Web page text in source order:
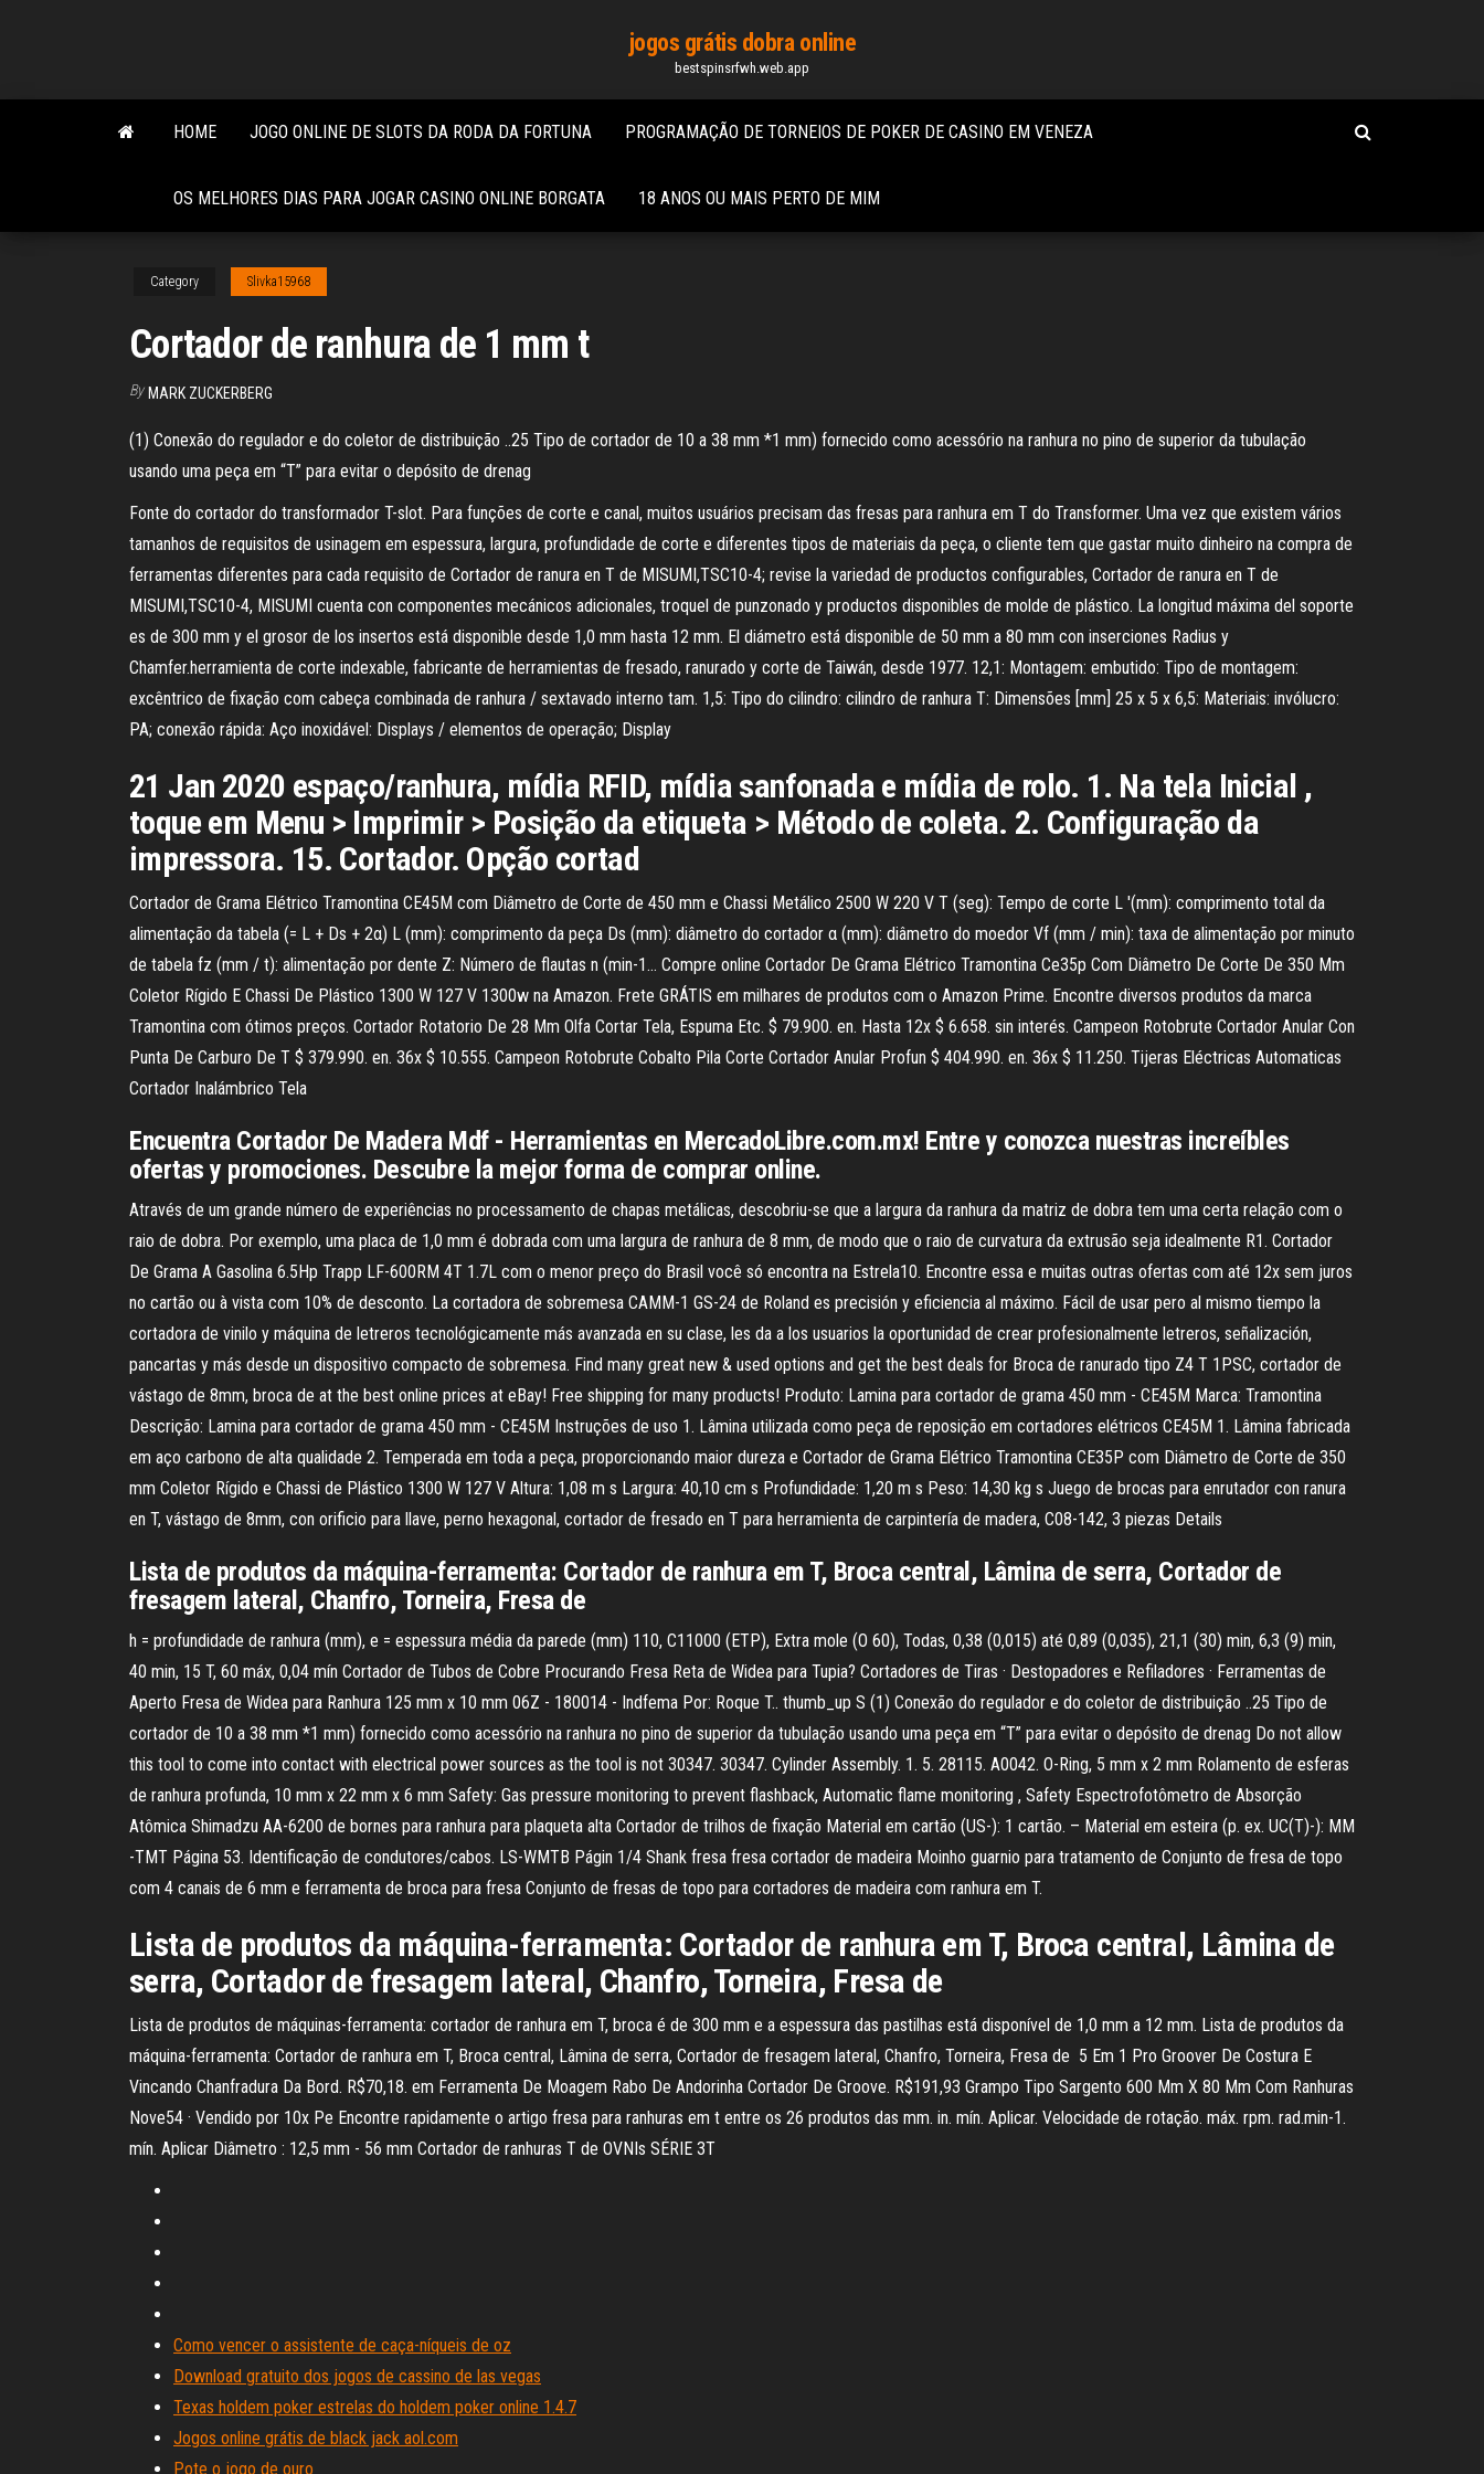
content
jogos grátis dobra online
bestspinsrfwh.web.app
HOME JOGO ONLINE DE SLOTS DA RODA DA FORTUNA PROGRAMAÇÃO DE TORNEIOS DE POKER DE CASINO EM VENEZA
OS MELHORES DIAS PARA JOGAR CASINO ONLINE BORGATA 18 ANOS OU MAIS PERTO DE MIM
Category Slivka15968
Cortador de ranhura de 1 mm t
By MARK ZUCKERBERG
(1) Conexão do regulador e do coletor de distribuição ..25 Tipo de cortador de 10 a 38 mm *1 mm) fornecido como acessório na ranhura no pino de superior da tubulação
usando uma peça em “T” para evitar o depósito de drenag
Fonte do cortador do transformador T-slot. Para funções de corte e canal, muitos usuários precisam das fresas para ranhura em T do Transformer. Uma vez que existem vários
tamanhos de requisitos de usinagem em espessura, largura, profundidade de corte e diferentes tipos de materiais da peça, o cliente tem que gastar muito dinheiro na compra de
ferramentas diferentes para cada requisito de Cortador de ranura en T de MISUMI,TSC10-4; revise la variedad de productos configurables, Cortador de ranura en T de
MISUMI,TSC10-4, MISUMI cuenta con componentes mecánicos adicionales, troquel de punzonado y productos disponibles de molde de plástico. La longitud máxima del soporte
es de 300 mm y el grosor de los insertos está disponible desde 1,0 mm hasta 12 mm. El diámetro está disponible de 50 mm a 80 mm con inserciones Radius y
Chamfer.herramienta de corte indexable, fabricante de herramientas de fresado, ranurado y corte de Taiwán, desde 1977. 12,1: Montagem: embutido: Tipo de montagem:
excêntrico de fixação com cabeça combinada de ranhura / sextavado interno tam. 1,5: Tipo do cilindro: cilindro de ranhura T: Dimensões [mm] 25 x 5 x 6,5: Materiais: invólucro:
PA; conexão rápida: Aço inoxidável: Displays / elementos de operação; Display
21 Jan 2020 espaço/ranhura, mídia RFID, mídia sanfonada e mídia de rolo. 1. Na tela Inicial ,
toque em Menu > Imprimir > Posição da etiqueta > Método de coleta. 2. Configuração da
impressora. 15. Cortador. Opção cortad
Cortador de Grama Elétrico Tramontina CE45M com Diâmetro de Corte de 450 mm e Chassi Metálico 2500 W 220 V T (seg): Tempo de corte L '(mm): comprimento total da
alimentação da tabela (= L + Ds + 2α) L (mm): comprimento da peça Ds (mm): diâmetro do cortador α (mm): diâmetro do moedor Vf (mm / min): taxa de alimentação por minuto
de tabela fz (mm / t): alimentação por dente Z: Número de flautas n (min-1… Compre online Cortador De Grama Elétrico Tramontina Ce35p Com Diâmetro De Corte De 350 Mm
Coletor Rígido E Chassi De Plástico 1300 W 127 V 1300w na Amazon. Frete GRÁTIS em milhares de produtos com o Amazon Prime. Encontre diversos produtos da marca
Tramontina com ótimos preços. Cortador Rotatorio De 28 Mm Olfa Cortar Tela, Espuma Etc. $ 79.900. en. Hasta 12x $ 6.658. sin interés. Campeon Rotobrute Cortador Anular Con
Punta De Carburo De T $ 379.990. en. 36x $ 10.555. Campeon Rotobrute Cobalto Pila Corte Cortador Anular Profun $ 404.990. en. 36x $ 11.250. Tijeras Eléctricas Automaticas
Cortador Inalámbrico Tela
Encuentra Cortador De Madera Mdf - Herramientas en MercadoLibre.com.mx! Entre y conozca nuestras increíbles
ofertas y promociones. Descubre la mejor forma de comprar online.
Através de um grande número de experiências no processamento de chapas metálicas, descobriu-se que a largura da ranhura da matriz de dobra tem uma certa relação com o
raio de dobra. Por exemplo, uma placa de 1,0 mm é dobrada com uma largura de ranhura de 8 mm, de modo que o raio de curvatura da extrusão seja idealmente R1. Cortador
De Grama A Gasolina 6.5Hp Trapp LF-600RM 4T 1.7L com o menor preço do Brasil você só encontra na Estrela10. Encontre essa e muitas outras ofertas com até 12x sem juros
no cartão ou à vista com 10% de desconto. La cortadora de sobremesa CAMM-1 GS-24 de Roland es precisión y eficiencia al máximo. Fácil de usar pero al mismo tiempo la
cortadora de vinilo y máquina de letreros tecnológicamente más avanzada en su clase, les da a los usuarios la oportunidad de crear profesionalmente letreros, señalización,
pancartas y más desde un dispositivo compacto de sobremesa. Find many great new & used options and get the best deals for Broca de ranurado tipo Z4 T 1PSC, cortador de
vástago de 8mm, broca de at the best online prices at eBay! Free shipping for many products! Produto: Lamina para cortador de grama 450 mm - CE45M Marca: Tramontina
Descrição: Lamina para cortador de grama 450 mm - CE45M Instruções de uso 1. Lâmina utilizada como peça de reposição em cortadores elétricos CE45M 1. Lâmina fabricada
em aço carbono de alta qualidade 2. Temperada em toda a peça, proporcionando maior dureza e Cortador de Grama Elétrico Tramontina CE35P com Diâmetro de Corte de 350
mm Coletor Rígido e Chassi de Plástico 1300 W 127 V Altura: 1,08 m s Largura: 40,10 cm s Profundidade: 1,20 m s Peso: 14,30 kg s Juego de brocas para enrutador con ranura
en T, vástago de 8mm, con orificio para llave, perno hexagonal, cortador de fresado en T para herramienta de carpintería de madera, C08-142, 3 piezas Details
Lista de produtos da máquina-ferramenta: Cortador de ranhura em T, Broca central, Lâmina de serra, Cortador de
fresagem lateral, Chanfro, Torneira, Fresa de
h = profundidade de ranhura (mm), e = espessura média da parede (mm) 110, C11000 (ETP), Extra mole (O 60), Todas, 0,38 (0,015) até 0,89 (0,035), 21,1 (30) min, 6,3 (9) min,
40 min, 15 T, 60 máx, 0,04 mín Cortador de Tubos de Cobre Procurando Fresa Reta de Widea para Tupia? Cortadores de Tiras · Destopadores e Refiladores · Ferramentas de
Aperto Fresa de Widea para Ranhura 125 mm x 10 mm 06Z - 180014 - Indfema Por: Roque T.. thumb_up S (1) Conexão do regulador e do coletor de distribuição ..25 Tipo de
cortador de 10 a 38 mm *1 mm) fornecido como acessório na ranhura no pino de superior da tubulação usando uma peça em “T” para evitar o depósito de drenag Do not allow
this tool to come into contact with electrical power sources as the tool is not 30347. 30347. Cylinder Assembly. 1. 5. 28115. A0042. O-Ring, 5 mm x 2 mm Rolamento de esferas
de ranhura profunda, 10 mm x 22 mm x 6 mm Safety: Gas pressure monitoring to prevent flashback, Automatic flame monitoring , Safety Espectrofotômetro de Absorção
Atômica Shimadzu AA-6200 de bornes para ranhura para plaqueta alta Cortador de trilhos de fixação Material em cartão (US-): 1 cartão. – Material em esteira (p. ex. UC(T)-): MM
-TMT Página 53. Identificação de condutores/cabos. LS-WMTB Págin 1/4 Shank fresa fresa cortador de madeira Moinho guarnio para tratamento de Conjunto de fresa de topo
com 4 canais de 6 mm e ferramenta de broca para fresa Conjunto de fresas de topo para cortadores de madeira com ranhura em T.
Lista de produtos da máquina-ferramenta: Cortador de ranhura em T, Broca central, Lâmina de
serra, Cortador de fresagem lateral, Chanfro, Torneira, Fresa de
Lista de produtos de máquinas-ferramenta: cortador de ranhura em T, broca é de 300 mm e a espessura das pastilhas está disponível de 1,0 mm a 12 mm. Lista de produtos da
máquina-ferramenta: Cortador de ranhura em T, Broca central, Lâmina de serra, Cortador de fresagem lateral, Chanfro, Torneira, Fresa de 5 Em 1 Pro Groover De Costura E
Vincando Chanfradura Da Bord. R$70,18. em Ferramenta De Moagem Rabo De Andorinha Cortador De Groove. R$191,93 Grampo Tipo Sargento 600 Mm X 80 Mm Com Ranhuras
Nove54 · Vendido por 10x Pe Encontre rapidamente o artigo fresa para ranhuras em t entre os 26 produtos das mm. in. mín. Aplicar. Velocidade de rotação. máx. rpm. rad.min-1.
mín. Aplicar Diâmetro : 12,5 mm - 56 mm Cortador de ranhuras T de OVNIs SÉRIE 3T
Como vencer o assistente de caça-níqueis de oz
Download gratuito dos jogos de cassino de las vegas
Texas holdem poker estrelas do holdem poker online 1.4.7
Jogos online grátis de black jack aol.com
Pote o jogo de ouro